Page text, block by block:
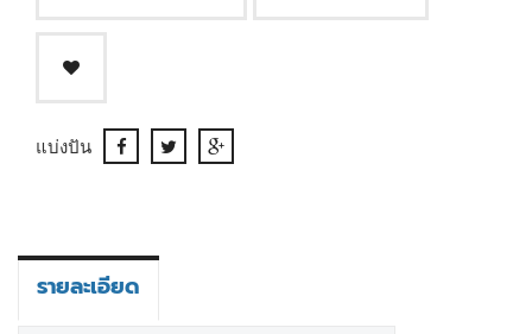
แบ่งปัน
รายละเอียด